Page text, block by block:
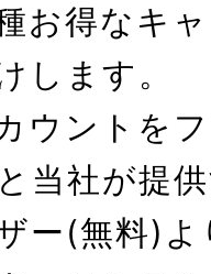
お得なキ
します。
ウントを
当社が提
ー(無料)